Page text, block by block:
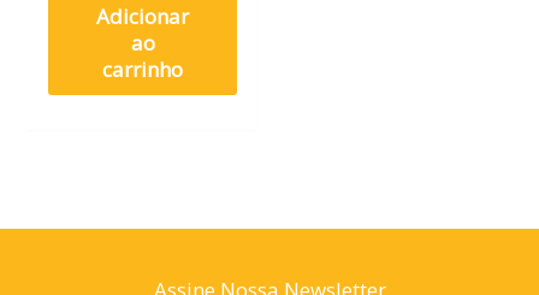
Adicionar
ao
carrinho